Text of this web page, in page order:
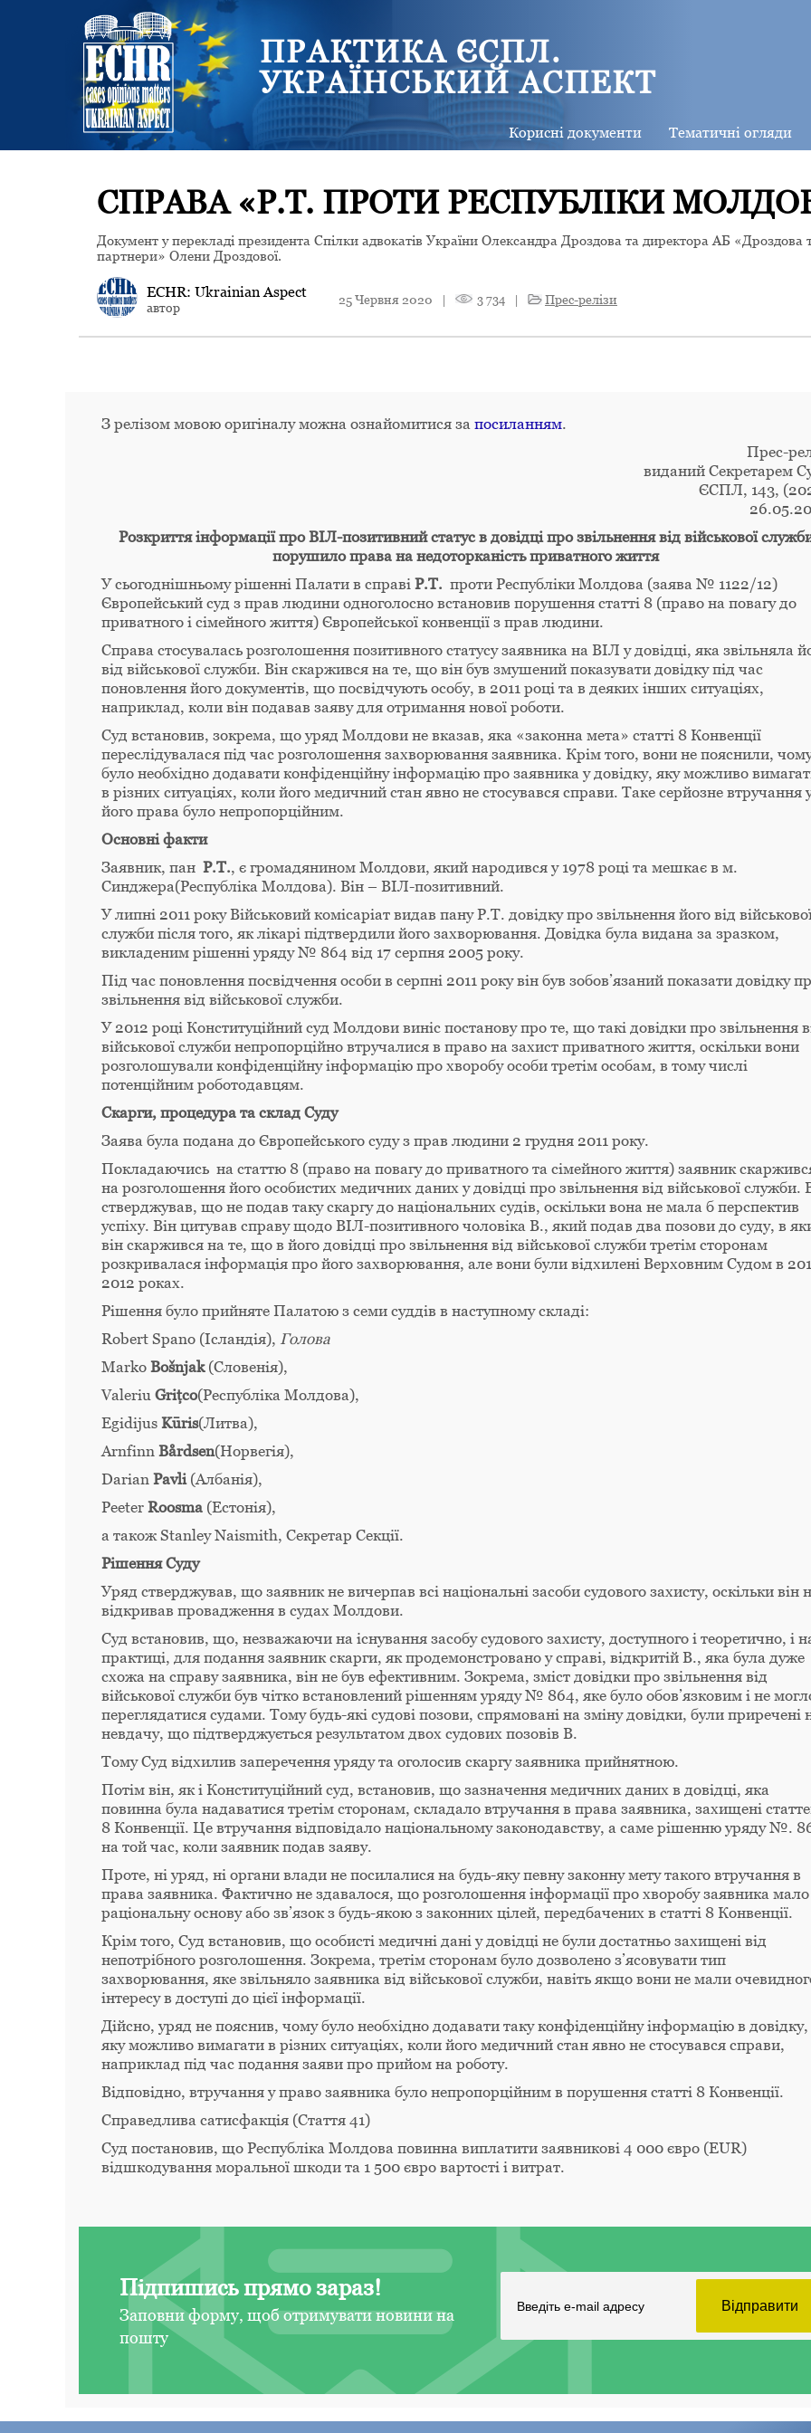
ПРАКТИКА ЄСПЛ.
УКРАЇНСЬКИЙ АСПЕКТ
Корисні документи Тематичні огляди
СПРАВА «P.T. ПРОТИ РЕСПУБЛІКИ
Документ у перекладі президента Спілки адвокатів України Олександра Дроздова та директора АБ «Дроздова
партнери» Олени Дроздової.
ECHR: Ukrainian Aspect
автор
25 Червня 2020 | 3 734 | Прес-релізи
З релізом мовою оригіналу можна ознайомитися за посиланням.
Прес-
виданий Секретарем
ЄСПЛ, 143,
Розкриття інформації про ВІЛ-позитивний статус в довідці про звільнення від військової
порушило права на недоторканість приватного життя
У сьогоднішньому рішенні Палати в справі P.T. проти Республіки Молдова (заява № 1122/12)
Європейський суд з прав людини одноголосно встановив порушення статті 8 (право на повагу до
приватного і сімейного життя) Європейської конвенції з прав людини.
Справа стосувалась розголошення позитивного статусу заявника на ВІЛ у довідці, яка звільняла
від військової служби. Він скаржився на те, що він був змушений показувати довідку під час
поновлення його документів, що посвідчують особу, в 2011 році та в деяких інших ситуаціях,
наприклад, коли він подавав заяву для отримання нової роботи.
Суд встановив, зокрема, що уряд Молдови не вказав, яка «законна мета» статті 8 Конвенції
переслідувалася під час розголошення захворювання заявника. Крім того, вони не пояснили,
було необхідно додавати конфіденційну інформацію про заявника у довідку, яку можливо
в різних ситуаціях, коли його медичний стан явно не стосувався справи. Таке серйозне втручання
його права було непропорційним.
Основні факти
Заявник, пан P.T., є громадянином Молдови, який народився у 1978 році та мешкає в м.
Синджера(Республіка Молдова). Він – ВІЛ-позитивний.
У липні 2011 року Військовий комісаріат видав пану P.T. довідку про звільнення його від
служби після того, як лікарі підтвердили його захворювання. Довідка була видана за зразком,
викладеним рішенні уряду № 864 від 17 серпня 2005 року.
Під час поновлення посвідчення особи в серпні 2011 року він був зобов’язаний показати довідку
звільнення від військової служби.
У 2012 році Конституційний суд Молдови виніс постанову про те, що такі довідки про звільнення
військової служби непропорційно втручалися в право на захист приватного життя, оскільки вони
розголошували конфіденційну інформацію про хворобу особи третім особам, в тому числі
потенційним роботодавцям.
Скарги, процедура та склад Суду
Заява була подана до Європейського суду з прав людини 2 грудня 2011 року.
Покладаючись на статтю 8 (право на повагу до приватного та сімейного життя) заявник
на розголошення його особистих медичних даних у довідці про звільнення від військової служби.
стверджував, що не подав таку скаргу до національних судів, оскільки вона не мала б перспектив
успіху. Він цитував справу щодо ВІЛ-позитивного чоловіка В., який подав два позови до суду, в
він скаржився на те, що в його довідці про звільнення від військової служби третім сторонам
розкривалася інформація про його захворювання, але вони були відхилені Верховним Судом в
2012 роках.
Рішення було прийняте Палатою з семи суддів в наступному складі:
Robert Spano (Ісландія), Голова
Marko Bošnjak (Словенія),
Valeriu Griţco(Республіка Молдова),
Egidijus Kūris(Литва),
Arnfinn Bårdsen(Норвегія),
Darian Pavli (Албанія),
Peeter Roosma (Естонія),
а також Stanley Naismith, Секретар Секції.
Рішення Суду
Уряд стверджував, що заявник не вичерпав всі національні засоби судового захисту, оскільки він
відкривав провадження в судах Молдови.
Суд встановив, що, незважаючи на існування засобу судового захисту, доступного і теоретично, і
практиці, для подання заявник скарги, як продемонстровано у справі, відкритій В., яка була дуже
схожа на справу заявника, він не був ефективним. Зокрема, зміст довідки про звільнення від
військової служби був чітко встановлений рішенням уряду № 864, яке було обов’язковим і не
переглядатися судами. Тому будь-які судові позови, спрямовані на зміну довідки, були приречені
невдачу, що підтверджується результатом двох судових позовів В.
Тому Суд відхилив заперечення уряду та оголосив скаргу заявника прийнятною.
Потім він, як і Конституційний суд, встановив, що зазначення медичних даних в довідці, яка
повинна була надаватися третім сторонам, складало втручання в права заявника, захищені
8 Конвенції. Це втручання відповідало національному законодавству, а саме рішенню уряду №.
на той час, коли заявник подав заяву.
Проте, ні уряд, ні органи влади не посилалися на будь-яку певну законну мету такого втручання в
права заявника. Фактично не здавалося, що розголошення інформації про хворобу заявника мало
раціональну основу або зв’язок з будь-якою з законних цілей, передбачених в статті 8 Конвенції.
Крім того, Суд встановив, що особисті медичні дані у довідці не були достатньо захищені від
непотрібного розголошення. Зокрема, третім сторонам було дозволено з’ясовувати тип
захворювання, яке звільняло заявника від військової служби, навіть якщо вони не мали
інтересу в доступі до цієї інформації.
Дійсно, уряд не пояснив, чому було необхідно додавати таку конфіденційну інформацію в довідку,
яку можливо вимагати в різних ситуаціях, коли його медичний стан явно не стосувався справи,
наприклад під час подання заяви про прийом на роботу.
Відповідно, втручання у право заявника було непропорційним в порушення статті 8 Конвенції.
Справедлива сатисфакція (Стаття 41)
Суд постановив, що Республіка Молдова повинна виплатити заявникові 4 000 євро (EUR)
відшкодування моральної шкоди та 1 500 євро вартості і витрат.
Підпишись прямо зараз!
Заповни форму, щоб отримувати новини на
пошту